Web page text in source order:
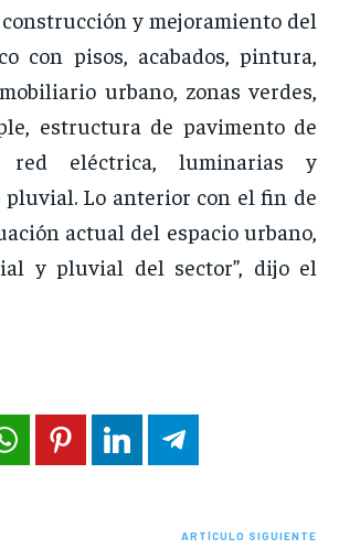
y mejoramiento del
con pisos, acabados, pintura,
urbano, zonas verdes,
estructura de pavimento de
red eléctrica, luminarias y
Lo anterior con el fin de
actual del espacio urbano,
y pluvial del sector”, dijo el
ARTÍCULO SIGUIENTE